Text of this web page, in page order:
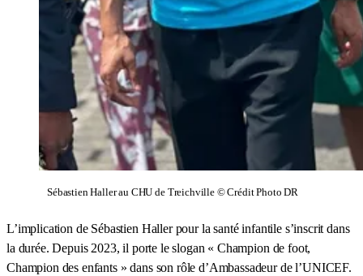
Sébastien Haller au CHU de Treichville © Crédit Photo DR
L’implication de Sébastien Haller pour la santé infantile s’inscrit dans
la durée. Depuis 2023, il porte le slogan « Champion de foot,
Champion des enfants » dans son rôle d’Ambassadeur de l’UNICEF.